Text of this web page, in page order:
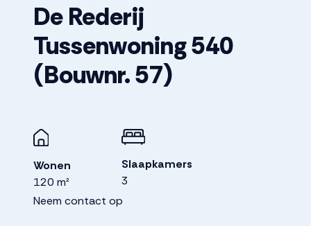
De Rederij
Tussenwoning 540
(Bouwnr. 57)
Wonen
120 m²
Slaapkamers
3
Neem contact op